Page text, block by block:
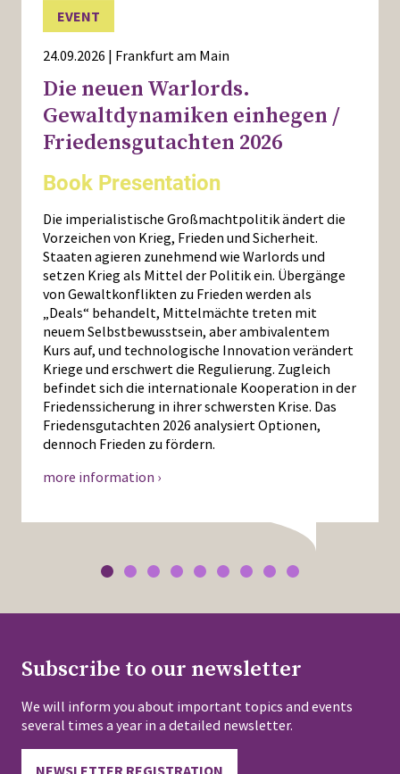
EVENT
24.09.2026 | Frankfurt am Main
Die neuen Warlords.
Gewaltdynamiken einhegen /
Friedensgutachten 2026
Book Presentation
Die imperialistische Großmachtpolitik ändert die
Vorzeichen von Krieg, Frieden und Sicherheit.
Staaten agieren zunehmend wie Warlords und
setzen Krieg als Mittel der Politik ein. Übergänge
von Gewaltkonflikten zu Frieden werden als
„Deals“ behandelt, Mittelmächte treten mit
neuem Selbstbewusstsein, aber ambivalentem
Kurs auf, und technologische Innovation verändert
Kriege und erschwert die Regulierung. Zugleich
befindet sich die internationale Kooperation in der
Friedenssicherung in ihrer schwersten Krise. Das
Friedensgutachten 2026 analysiert Optionen,
dennoch Frieden zu fördern.
more information ›
Subscribe to our newsletter
We will inform you about important topics and events
several times a year in a detailed newsletter.
NEWSLETTER REGISTRATION